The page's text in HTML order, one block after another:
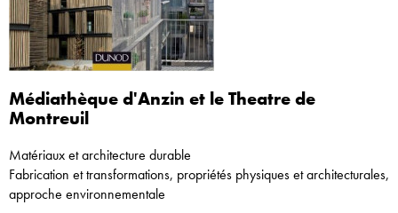
Médiathèque d'Anzin et le Theatre de
Montreuil
Matériaux et architecture durable
Fabrication et transformations, propriétés physiques et architecturales,
approche environnementale